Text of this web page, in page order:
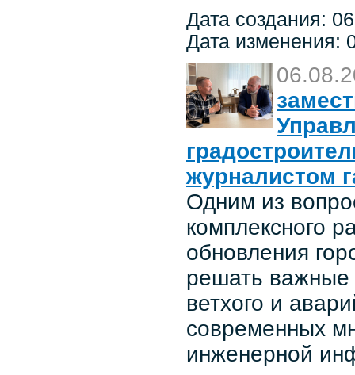
Дата создания:
Дата изменения:
журналистом
Одним из
комплексного
обновления
решать важные
ветхого и
современных
инженерной